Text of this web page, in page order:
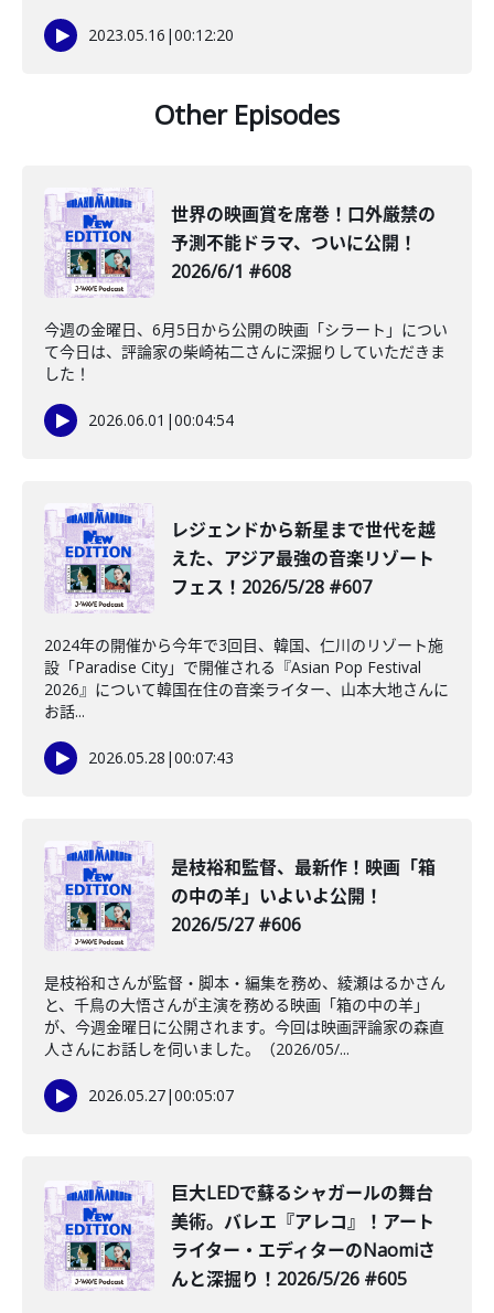
2023.05.16 |00:12:20
Other Episodes
世界の映画賞を席巻！口外厳禁の
予測不能ドラマ、ついに公開！
2026/6/1 #608
今週の金曜日、6月5日から公開の映画「シラート」につい
て今日は、評論家の柴崎祐二さんに深掘りしていただきま
した！
2026.06.01 |00:04:54
レジェンドから新星まで世代を越
えた、アジア最強の音楽リゾート
フェス！2026/5/28 #607
2024年の開催から今年で3回目、韓国、仁川のリゾート施
設「Paradise City」で開催される『Asian Pop Festival
2026』について韓国在住の音楽ライター、山本大地さんに
お話...
2026.05.28 |00:07:43
是枝裕和監督、最新作！映画「箱
の中の羊」いよいよ公開！
2026/5/27 #606
是枝裕和さんが監督・脚本・編集を務め、綾瀬はるかさん
と、千鳥の大悟さんが主演を務める映画「箱の中の羊」
が、今週金曜日に公開されます。今回は映画評論家の森直
人さんにお話しを伺いました。（2026/05/...
2026.05.27|00:05:07
️巨大LEDで蘇るシャガールの舞台
美術。バレエ『アレコ』！アート
ライター・エディターのNaomiさ
んと深掘り！2026/5/26 #605